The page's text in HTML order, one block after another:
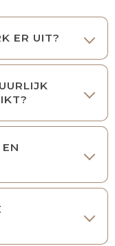
ER UIT?